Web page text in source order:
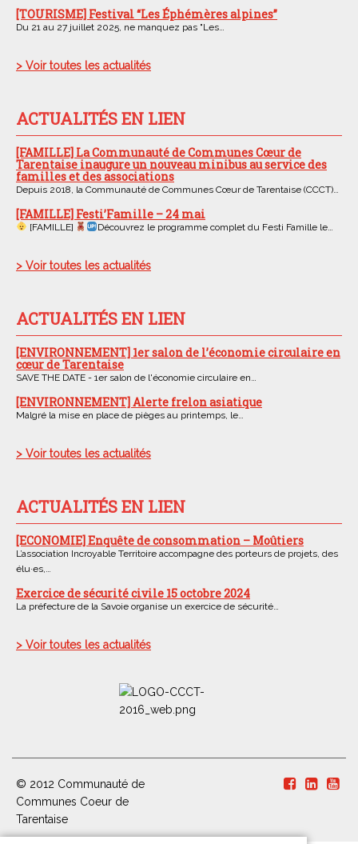
[TOURISME] Festival “Les Éphémères alpines”
Du 21 au 27 juillet 2025, ne manquez pas "Les…
> Voir toutes les actualités
ACTUALITÉS EN LIEN
[FAMILLE] La Communauté de Communes Cœur de
Tarentaise inaugure un nouveau minibus au service des
familles et des associations
Depuis 2018, la Communauté de Communes Cœur de Tarentaise (CCCT)…
[FAMILLE] Festi’Famille – 24 mai
[FAMILLE] Découvrez le programme complet du Festi Famille le…
> Voir toutes les actualités
ACTUALITÉS EN LIEN
[ENVIRONNEMENT] 1er salon de l’économie circulaire en
cœur de Tarentaise
SAVE THE DATE - 1er salon de l'économie circulaire en…
[ENVIRONNEMENT] Alerte frelon asiatique
Malgré la mise en place de pièges au printemps, le…
> Voir toutes les actualités
ACTUALITÉS EN LIEN
[ECONOMIE] Enquête de consommation – Moûtiers
L’association Incroyable Territoire accompagne des porteurs de projets, des
élu·es,…
Exercice de sécurité civile 15 octobre 2024
La préfecture de la Savoie organise un exercice de sécurité…
> Voir toutes les actualités
© 2012 Communauté de
Communes Coeur de
Tarentaise